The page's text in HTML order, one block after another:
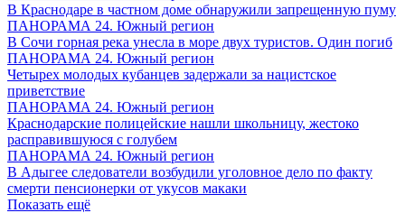
В Краснодаре в частном доме обнаружили запрещенную пуму
ПАНОРАМА 24. Южный регион
В Сочи горная река унесла в море двух туристов. Один погиб
ПАНОРАМА 24. Южный регион
Четырех молодых кубанцев задержали за нацистское
приветствие
ПАНОРАМА 24. Южный регион
Краснодарские полицейские нашли школьницу, жестоко
расправившуюся с голубем
ПАНОРАМА 24. Южный регион
В Адыгее следователи возбудили уголовное дело по факту
смерти пенсионерки от укусов макаки
Показать ещё